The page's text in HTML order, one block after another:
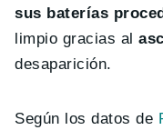
sus baterías
limpio gracias al
desaparición.
Según los datos de